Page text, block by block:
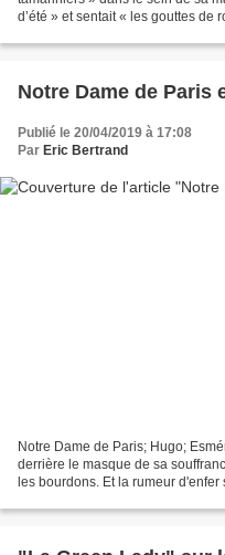
d’été » et sentait « les gouttes de
Notre Dame de Paris
Publié le 20/04/2019 à 17:08
Par Eric Bertrand
Notre Dame de Paris; Hugo;
derrière le masque de sa
les bourdons. Et la rumeur d'enfer